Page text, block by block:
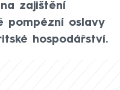
zajištění
pompézní oslavy
hospodářství.